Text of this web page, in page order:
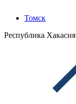
Томск
Республика Хакасия